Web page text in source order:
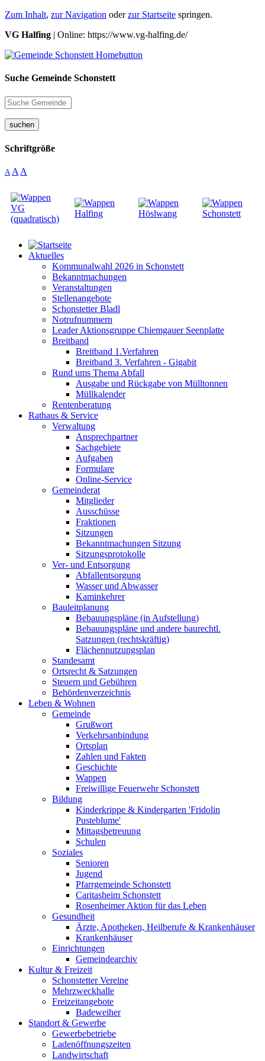
Zum Inhalt, zur Navigation oderzur Startseite springen.
VG Halfing | Online: https://www.vg-halfing.de/
Suche Gemeinde Schonstett
suchen
Schriftgröße
A A A
Aktuelles
Kommunalwahl 2026 in Schonstett
Bekanntmachungen
Veranstaltungen
Stellenangebote
Schonstetter Bladl
Notrufnummern
Leader Aktionsgruppe Chiemgauer Seenplatte
Breitband
Breitband 1.Verfahren
Breitband 3. Verfahren - Gigabit
Rund ums Thema Abfall
Ausgabe und Rückgabe von Mülltonnen
Müllkalender
Rentenberatung
Rathaus & Service
Verwaltung
Ansprechpartner
Sachgebiete
Aufgaben
Formulare
Online-Service
Gemeinderat
Mitglieder
Ausschüsse
Fraktionen
Sitzungen
Bekanntmachungen Sitzung
Sitzungsprotokolle
Ver- und Entsorgung
Abfallentsorgung
Wasser und Abwasser
Kaminkehrer
Bauleitplanung
Bebauungspläne (in Aufstellung)
Bebauungspläne und andere baurechtl.
Satzungen (rechtskräftig)
Flächennutzungsplan
Standesamt
Ortsrecht & Satzungen
Steuern und Gebühren
Behördenverzeichnis
Leben & Wohnen
Gemeinde
Grußwort
Verkehrsanbindung
Ortsplan
Zahlen und Fakten
Geschichte
Wappen
Freiwillige Feuerwehr Schonstett
Bildung
Kinderkrippe & Kindergarten 'Fridolin
Pusteblume'
Mittagsbetreuung
Schulen
Soziales
Senioren
Jugend
Pfarrgemeinde Schonstett
Caritasheim Schonstett
Rosenheimer Aktion für das Leben
Gesundheit
Ärzte, Apotheken, Heilberufe & Krankenhäuser
Krankenhäuser
Einrichtungen
Gemeindearchiv
Kultur & Freizeit
Schonstetter Vereine
Mehrzweckhalle
Freizeitangebote
Badeweiher
Standort & Gewerbe
Gewerbebetriebe
Ladenöffnungszeiten
Landwirtschaft